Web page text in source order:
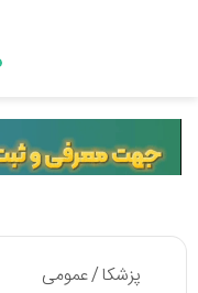
پزشکا/عمومی